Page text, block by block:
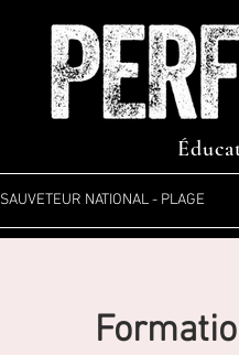
SAUVETEUR NATIONAL - PLAGE